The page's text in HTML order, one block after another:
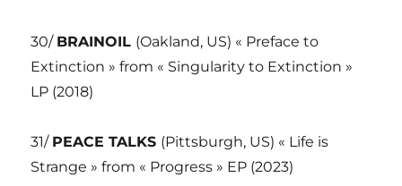
30/ BRAINOIL (Oakland, US) « Preface to
Extinction » from « Singularity to Extinction »
LP (2018)
31/ PEACE TALKS (Pittsburgh, US) « Life is
Strange » from « Progress » EP (2023)